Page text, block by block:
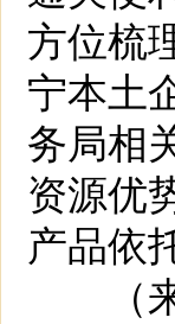
方位梳
宁本土
务局相
资源优
产品依
（来